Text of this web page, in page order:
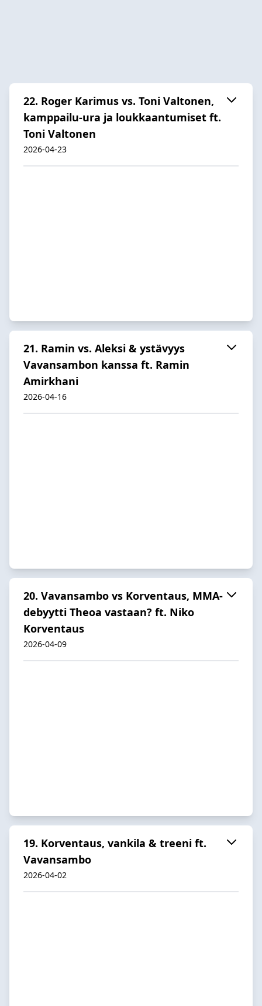
22. Roger Karimus vs. Toni Valtonen,
kamppailu-ura ja loukkaantumiset ft.
Toni Valtonen
2026-04-23
21. Ramin vs. Aleksi & ystävyys
Vavansambon kanssa ft. Ramin
Amirkhani
2026-04-16
20. Vavansambo vs Korventaus, MMA-
debyytti Theoa vastaan? ft. Niko
Korventaus
2026-04-09
19. Korventaus, vankila & treeni ft.
Vavansambo
2026-04-02